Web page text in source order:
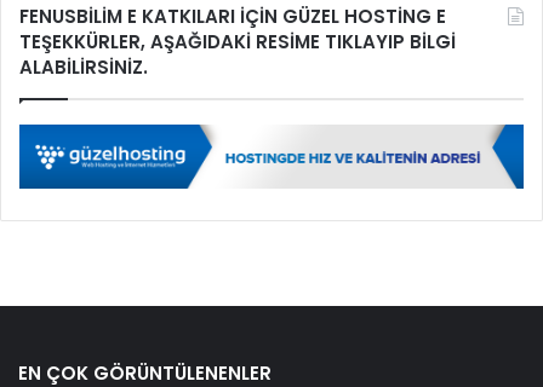
FENUSBİLİM E KATKILARI İÇİN GÜZEL HOSTİNG E
TEŞEKKÜRLER, AŞAĞIDAKİ RESİME TIKLAYIP BİLGİ
ALABİLİRSİNİZ.
EN ÇOK GÖRÜNTÜLENENLER